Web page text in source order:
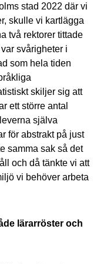
stad 2022 där vi
skulle vi kartlägga
två rektorer tittade
svårigheter i
som hela tiden
skiljer sig att
ett större antal
själva
för abstrakt på just
samma sak så det
och då tänkte vi att
vi behöver arbeta
lärarröster och